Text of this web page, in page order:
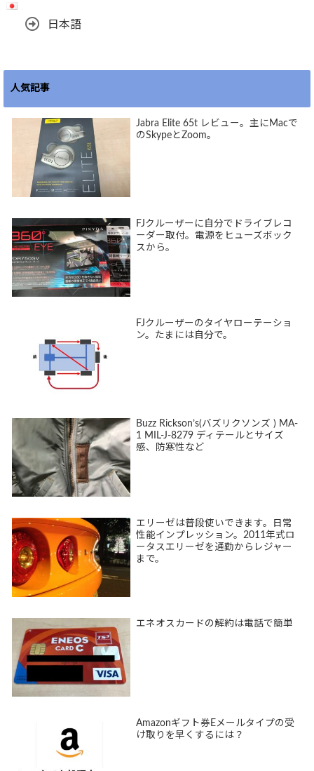
日本語
人気記事
Jabra Elite 65t レビュー。主にMacで
のSkypeとZoom。
FJクルーザーに自分でドライブレコ
ーダー取付。電源をヒューズボック
スから。
FJクルーザーのタイヤローテーショ
ン。たまには自分で。
Buzz Rickson’s(バズリクソンズ ) MA-
1 MIL-J-8279 ディテールとサイズ
感、防寒性など
エリーゼは普段使いできます。日常
性能インプレッション。2011年式ロ
ータスエリーゼを通勤からレジャー
まで。
エネオスカードの解約は電話で簡単
Amazonギフト券Eメールタイプの受
け取りを早くするには？